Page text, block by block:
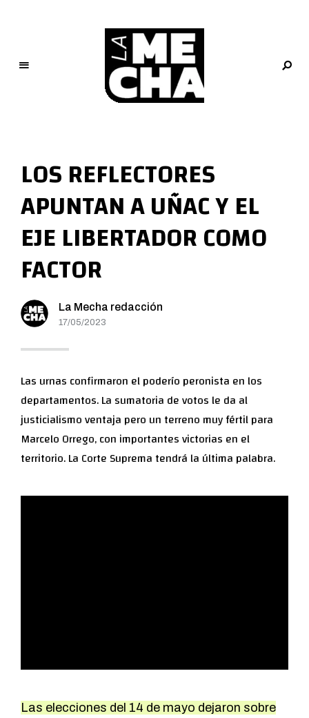
M
e
c
h
a
PERIODISMO DIGITAL
LOS REFLECTORES
APUNTAN A UÑAC Y EL
EJE LIBERTADOR COMO
FACTOR
La Mecha redacción
17/05/2023
Las urnas confirmaron el poderío peronista en los
departamentos. La sumatoria de votos le da al
justicialismo ventaja pero un terreno muy fértil para
Marcelo Orrego, con importantes victorias en el
territorio. La Corte Suprema tendrá la última palabra.
Las elecciones del 14 de mayo dejaron sobre